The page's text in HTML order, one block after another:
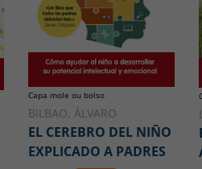
Capa mole ou bolso
BILBAO, ÁLVARO
EL CEREBRO DEL NIÑO
EXPLICADO A PADRES